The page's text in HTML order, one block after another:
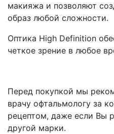
макияжа и позволяют
образ любой сложности.
Оптика High Definition
четкое зрение в любое
Перед покупкой мы
врачу офтальмологу за
рецептом, даже если Вы
другой марки.